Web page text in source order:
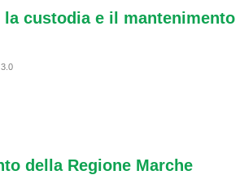
custodia e il mantenimento
della Regione Marche